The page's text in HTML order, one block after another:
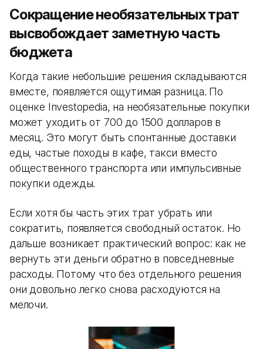
Сокращение необязательных трат
высвобождает заметную часть
бюджета
Когда такие небольшие решения складываются
вместе, появляется ощутимая разница. По
оценке Investopedia, на необязательные покупки
может уходить от 700 до 1500 долларов в
месяц. Это могут быть спонтанные доставки
еды, частые походы в кафе, такси вместо
общественного транспорта или импульсивные
покупки одежды.
Если хотя бы часть этих трат убрать или
сократить, появляется свободный остаток. Но
дальше возникает практический вопрос: как не
вернуть эти деньги обратно в повседневные
расходы. Потому что без отдельного решения
они довольно легко снова расходуются на
мелочи.